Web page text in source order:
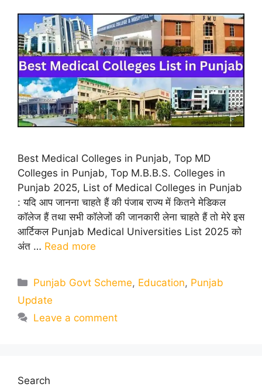
Best Medical Colleges in Punjab, Top MD
Colleges in Punjab, Top M.B.B.S. Colleges in
Punjab 2025, List of Medical Colleges in Punjab
: यदि आप जानना चाहते हैं की पंजाब राज्य में कितने मेडिकल
कॉलेज हैं तथा सभी कॉलेजों की जानकारी लेना चाहते हैं तो मेरे इस
आर्टिकल Punjab Medical Universities List 2025 को
अंत … Read more
Categories
Punjab Govt Scheme, Education, Punjab
Update
Leave a comment
Search